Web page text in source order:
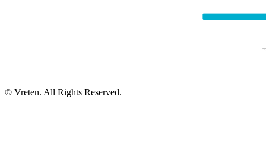
© Vreten. All Rights Reserved.